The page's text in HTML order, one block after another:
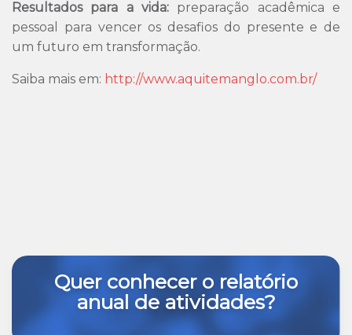
Resultados para a vida: preparação acadêmica e
pessoal para vencer os desafios do presente e de
um futuro em transformação.
Saiba mais em: http://www.aquitemanglo.com.br/
Quer conhecer o relatório
anual de atividades?